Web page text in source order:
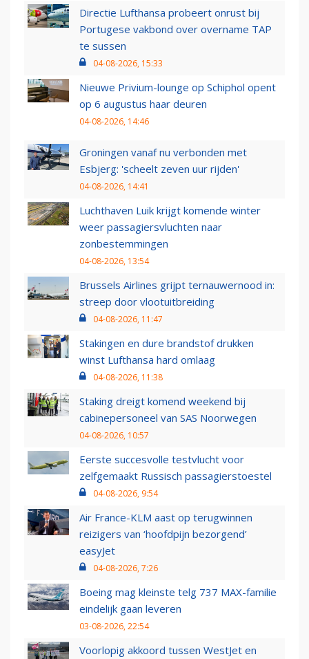
Directie Lufthansa probeert onrust bij
Portugese vakbond over overname TAP
te sussen
04-08-2026, 15:33
Nieuwe Privium-lounge op Schiphol opent
op 6 augustus haar deuren
04-08-2026, 14:46
Groningen vanaf nu verbonden met
Esbjerg: 'scheelt zeven uur rijden'
04-08-2026, 14:41
Luchthaven Luik krijgt komende winter
weer passagiersvluchten naar
zonbestemmingen
04-08-2026, 13:54
Brussels Airlines grijpt ternauwernood in:
streep door vlootuitbreiding
04-08-2026, 11:47
Stakingen en dure brandstof drukken
winst Lufthansa hard omlaag
04-08-2026, 11:38
Staking dreigt komend weekend bij
cabinepersoneel van SAS Noorwegen
04-08-2026, 10:57
Eerste succesvolle testvlucht voor
zelfgemaakt Russisch passagierstoestel
04-08-2026, 9:54
Air France-KLM aast op terugwinnen
reizigers van ‘hoofdpijn bezorgend’
easyJet
04-08-2026, 7:26
Boeing mag kleinste telg 737 MAX-familie
eindelijk gaan leveren
03-08-2026, 22:54
Voorlopig akkoord tussen WestJet en